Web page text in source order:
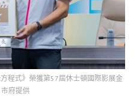
程式》榮獲第57屆休士頓國際影展金
府提供